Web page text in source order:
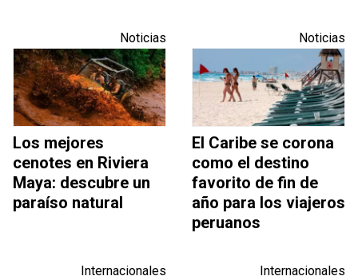
Noticias
Los mejores
cenotes en Riviera
Maya: descubre un
paraíso natural
Noticias
El Caribe se corona
como el destino
favorito de fin de
año para los viajeros
peruanos
Internacionales Internacionales